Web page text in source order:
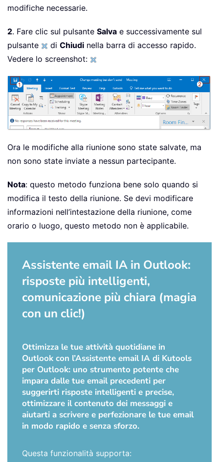
modifiche necessarie.
2. Fare clic sul pulsante Salva e successivamente sul
pulsante
di Chiudi nella barra di accesso rapido.
Vedere lo screenshot:
Ora le modifiche alla riunione sono state salvate, ma
non sono state inviate a nessun partecipante.
Nota: questo metodo funziona bene solo quando si
modifica il testo della riunione. Se devi modificare
informazioni nell’intestazione della riunione, come
orario o luogo, questo metodo non è applicabile.
Assistente email IA in Outlook:
risposte più intelligenti,
comunicazione più chiara (magia
con un clic!)
Ottimizza le tue attività quotidiane in
Outlook con l’Assistente email IA di Kutools
per Outlook: uno strumento potente che
impara dalle tue email precedenti per
suggerirti risposte intelligenti e precise,
ottimizzare il contenuto dei messaggi e
aiutarti a scrivere e perfezionare le tue email
in modo rapido e senza sforzo.
Questa funzionalità supporta: